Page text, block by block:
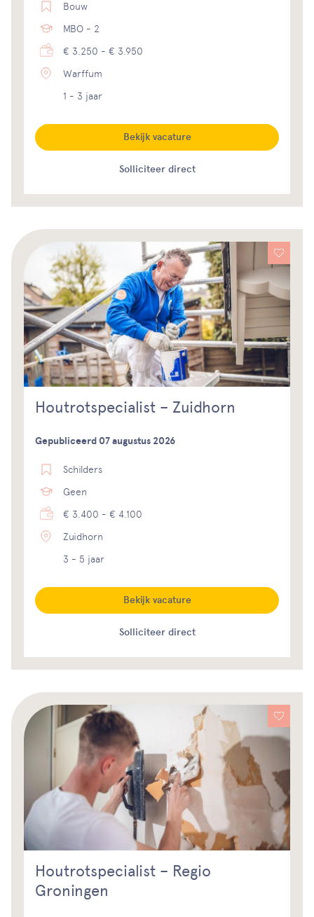
Bouw
MBO - 2
€ 3.250 - € 3.950
Warffum
1 - 3 jaar
Solliciteer direct
Bekijk vacature
Houtrotspecialist – Zuidhorn
Gepubliceerd 07 augustus 2026
Schilders
Geen
€ 3.400 - € 4.100
Zuidhorn
3 - 5 jaar
Solliciteer direct
Bekijk vacature
Houtrotspecialist – Regio
Groningen